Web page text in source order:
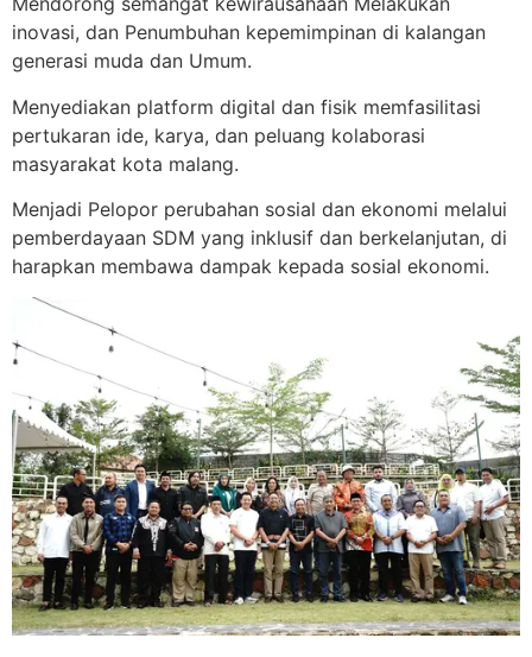
inovasi, dan Penumbuhan kepemimpinan di kalangan
generasi muda dan Umum.
Menyediakan platform digital dan fisik memfasilitasi
pertukaran ide, karya, dan peluang kolaborasi
masyarakat kota malang.
Menjadi Pelopor perubahan sosial dan ekonomi melalui
pemberdayaan SDM yang inklusif dan berkelanjutan, di
harapkan membawa dampak kepada sosial ekonomi.